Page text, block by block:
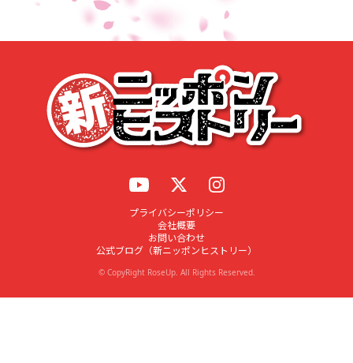
応募する
プライバシーポリシー
会社概要
お問い合わせ
公式ブログ（新ニッポンヒストリー）
© CopyRight RoseUp. All Rights Reserved.